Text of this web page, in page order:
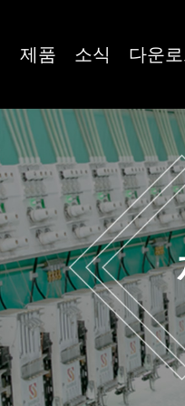
제품 소식 다운